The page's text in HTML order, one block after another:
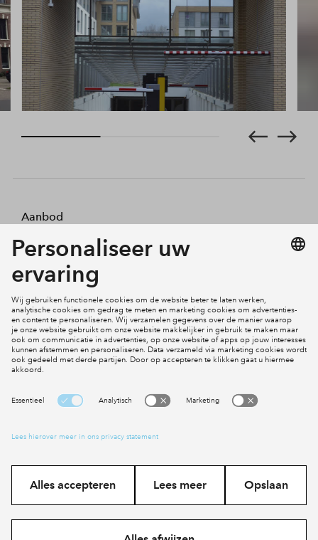
Aanbod
Contact
Ligging
Bereikbaarheid
Haarlem
Disclaimer